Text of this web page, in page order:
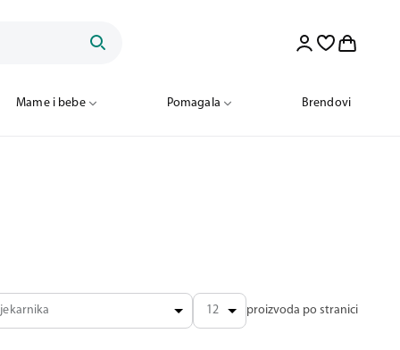
Mame i bebe Pomagala Brendovi
12 proizvoda po stranici